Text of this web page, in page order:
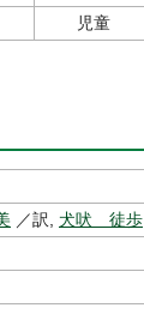
児童
／訳, 犬吠 徒歩